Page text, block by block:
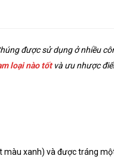
được sử dụng ở nhiều
loại nào tốtvà ưu nhược
màu xanh) và được tráng